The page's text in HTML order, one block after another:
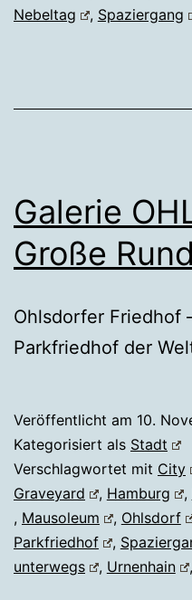
Nebeltag
, Spaziergang
Galerie
Große
Ohlsdorfer Friedhof
Parkfriedhof der
Veröffentlicht am 10.
Kategorisiert als Stadt
Verschlagwortet mit City
Graveyard
, Hamburg ,
, Mausoleum , Ohlsdorf
Parkfriedhof
,
unterwegs
, Urnenhain ,